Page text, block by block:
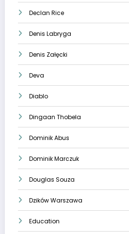
Declan Rice
Denis Labryga
Denis Załęcki
Deva
Diablo
Dingaan Thobela
Dominik Abus
Dominik Marczuk
Douglas Souza
Dzików Warszawa
Education